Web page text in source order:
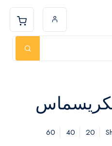
20
40
60